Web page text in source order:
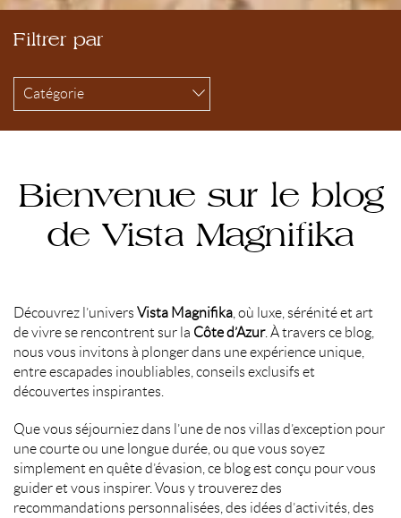
Filtrer par
Catégorie
Bienvenue sur le blog
de Vista Magnifika
Découvrez l’univers Vista Magnifika , où luxe, sérénité et art
de vivre se rencontrent sur la Côte d’Azur. À travers ce blog,
nous vous invitons à plonger dans une expérience unique,
entre escapades inoubliables, conseils exclusifs et
découvertes inspirantes.
Que vous séjourniez dans l’une de nos villas d’exception pour
une courte ou une longue durée, ou que vous soyez
simplement en quête d’évasion, ce blog est conçu pour vous
guider et vous inspirer. Vous y trouverez des
recommandations personnalisées, des idées d’activités, des